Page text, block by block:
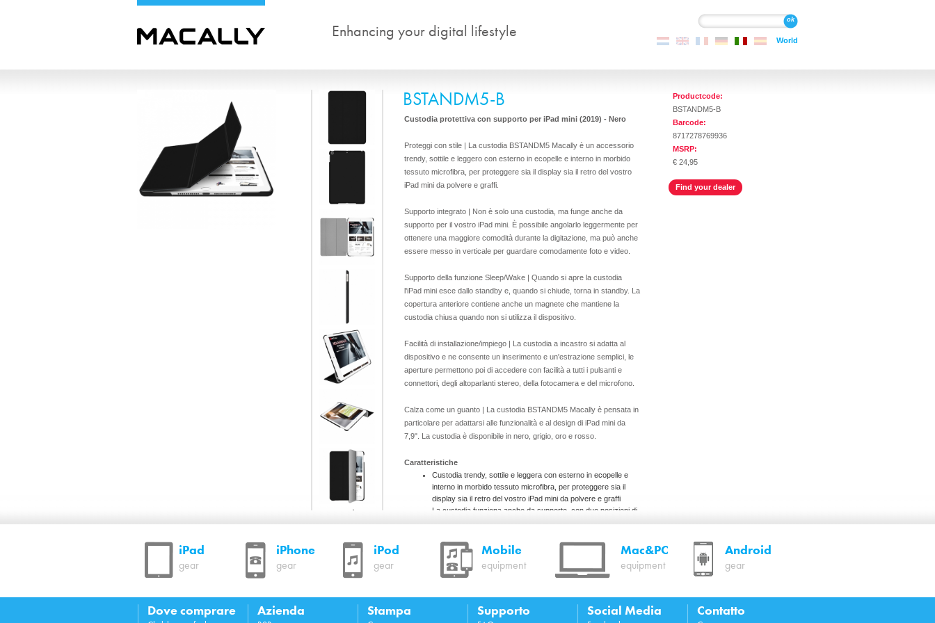
Enhancing your digital lifestyle Cerca
World
BSTANDM5-B
Custodia protettiva con supporto per iPad mini (2019) - Nero
Proteggi con stile | La custodia BSTANDM5 Macally è un accessorio
trendy, sottile e leggero con esterno in ecopelle e interno in morbido
tessuto microfibra, per proteggere sia il display sia il retro del vostro
iPad mini da polvere e graffi.
Supporto integrato | Non è solo una custodia, ma funge anche da
supporto per il vostro iPad mini. È possibile angolarlo leggermente per
ottenere una maggiore comodità durante la digitazione, ma può anche
essere messo in verticale per guardare comodamente foto e video.
Supporto della funzione Sleep/Wake | Quando si apre la custodia
l'iPad mini esce dallo standby e, quando si chiude, torna in standby. La
copertura anteriore contiene anche un magnete che mantiene la
custodia chiusa quando non si utilizza il dispositivo.
Facilità di installazione/impiego | La custodia a incastro si adatta al
dispositivo e ne consente un inserimento e un'estrazione semplici, le
aperture permettono poi di accedere con facilità a tutti i pulsanti e
connettori, degli altoparlanti stereo, della fotocamera e del microfono.
Calza come un guanto | La custodia BSTANDM5 Macally è pensata in
particolare per adattarsi alle funzionalità e al design di iPad mini da
7,9". La custodia è disponibile in nero, grigio, oro e rosso.
Caratteristiche
Custodia trendy, sottile e leggera con esterno in ecopelle e
interno in morbido tessuto microfibra, per proteggere sia il
display sia il retro del vostro iPad mini da polvere e graffi
La custodia funziona anche da supporto, con due posizioni di
La copertura anteriore supporta la funzione Sleep/Wake
dell'iPad mini e include un magnete per tenere chiusa la
custodia
Disponibile in nero, grigio, oro e rosso
Productcode:
BSTANDM5-B
Barcode:
8717278769936
MSRP:
€ 24,95
Find your dealer
iPad
gear
iPhone
gear
iPod
gear
Mobile
equipment
Mac&PC
equipment
Android
gear
Dove comprare Azienda Stampa Supporto Social Media Contatto